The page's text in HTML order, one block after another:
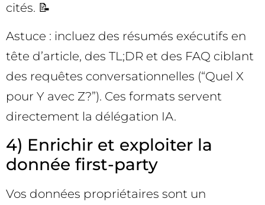
cités. 📝
Astuce : incluez des résumés exécutifs en
tête d’article, des TL;DR et des FAQ ciblant
des requêtes conversationnelles (“Quel X
pour Y avec Z?”). Ces formats servent
directement la délégation IA.
4) Enrichir et exploiter la
donnée first-party
Vos données propriétaires sont un